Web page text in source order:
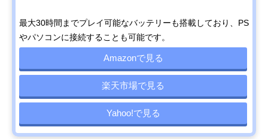
最大30時間までプレイ可能なバッテリーも搭載しており、PS
やパソコンに接続することも可能です。
Amazonで見る
楽天市場で見る
Yahoo!で見る